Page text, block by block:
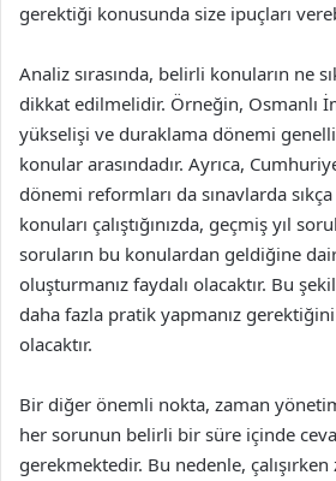
gerektiği konusunda size ipuçları
Analiz sırasında, belirli konuların ne
dikkat edilmelidir. Örneğin, Osmanlı
yükselişi ve duraklama dönemi
konular arasındadır. Ayrıca,
dönemi reformları da sınavlarda
konuları çalıştığınızda, geçmiş yıl
soruların bu konulardan geldiğine
oluşturmanız faydalı olacaktır. Bu
daha fazla pratik yapmanız gerektiğini
olacaktır.
Bir diğer önemli nokta, zaman
her sorunun belirli bir süre içinde
gerekmektedir. Bu nedenle, çalışırken